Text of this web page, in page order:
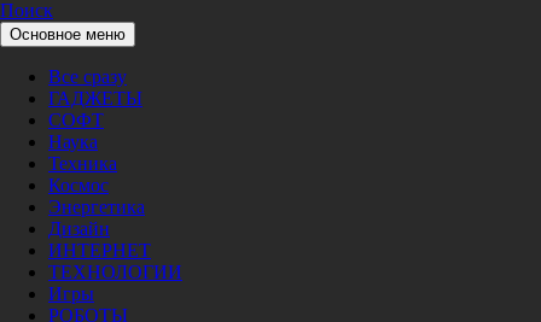
Перейти к содержимому
Pro/Hi-Tech
Поиск
Основное меню
Все сразу
ГАДЖЕТЫ
СОФТ
Наука
Техника
Космос
Энергетика
Дизайн
ИНТЕРНЕТ
ТЕХНОЛОГИИ
Игры
РОБОТЫ
ТЕХНОЛОГИИ
Удостоенная награды CES 2026
Innovation Award модель iGarden M1
Pro Max стала первым в мире
бионическим очистителем бассейнов с
двойным зрением
02/08/2026 nat
Получив признание в виде награды CES 2026 Innovation